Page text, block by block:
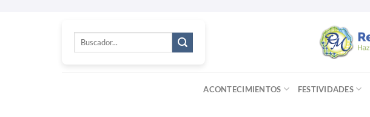
Buscar
ACONTECIMIENTOS FESTIVIDADES